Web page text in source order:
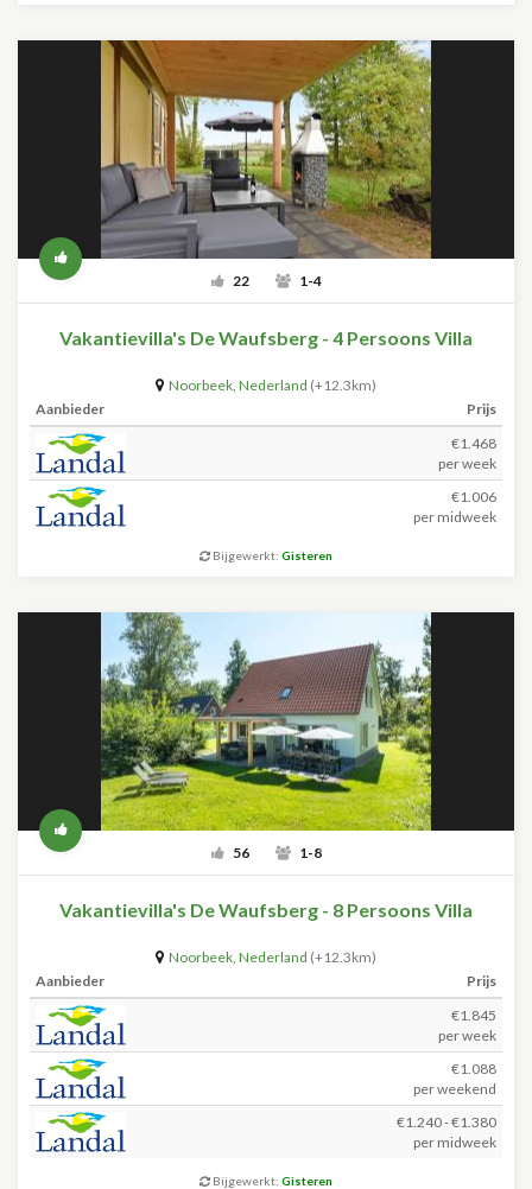
22 1-4
Vakantievilla's De Waufsberg - 4 Persoons Villa
Noorbeek, Nederland (+12.3km)
Aanbieder
Prijs
€1.468
per week
€1.006
per midweek
Bijgewerkt: Gisteren
56 1-8
Vakantievilla's De Waufsberg - 8 Persoons Villa
Noorbeek, Nederland (+12.3km)
Aanbieder
Prijs
€1.845
per week
€1.088
per weekend
€1.240 - €1.380
per midweek
Bijgewerkt: Gisteren